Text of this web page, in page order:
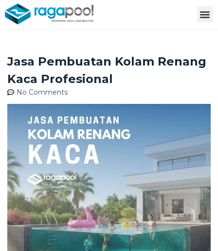
Jasa Pembuatan Kolam Renang
Kaca Profesional
No Comments